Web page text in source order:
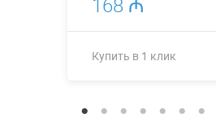
Купить в 1 клик